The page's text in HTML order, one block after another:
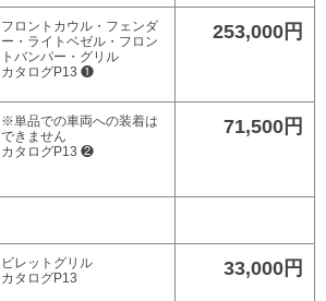
フロントカウル・フェンダ
ー・ライトベゼル・フロン
トバンパー・グリル
カタログP13 ❶
253,000円
※単品での車両への装着は
できません
カタログP13 ❷
71,500円
ビレットグリル
カタログP13
33,000円